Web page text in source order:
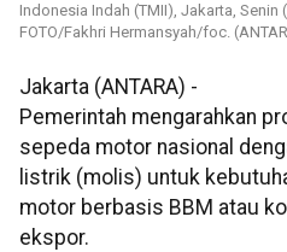
Indonesia Indah (TMII), Jakarta, Senin
FOTO/Fakhri Hermansyah/foc.
Jakarta (ANTARA) -
Pemerintah mengarahkan
sepeda motor nasional
listrik (molis) untuk
motor berbasis BBM atau
ekspor.